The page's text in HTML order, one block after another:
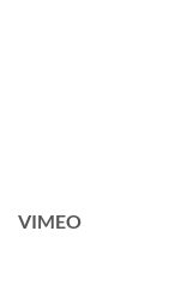
VIMEO